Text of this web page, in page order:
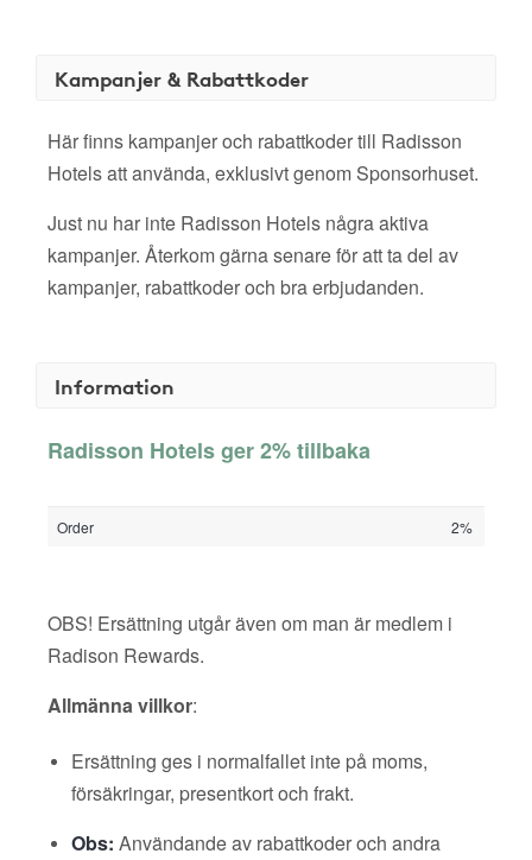
Kampanjer & Rabattkoder
Här finns kampanjer och rabattkoder till Radisson
Hotels att använda, exklusivt genom Sponsorhuset.
Just nu har inte Radisson Hotels några aktiva
kampanjer. Återkom gärna senare för att ta del av
kampanjer, rabattkoder och bra erbjudanden.
Information
Radisson Hotels ger 2% tillbaka
Order 2%
OBS! Ersättning utgår även om man är medlem i
Radison Rewards.
Allmänna villkor:
Ersättning ges i normalfallet inte på moms,
försäkringar, presentkort och frakt.
Obs: Användande av rabattkoder och andra